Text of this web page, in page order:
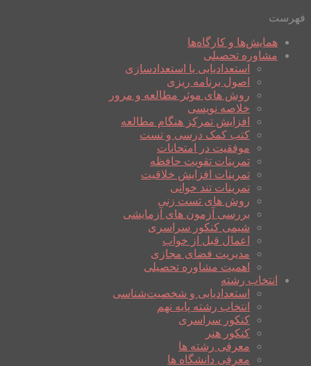
فهرست
همایش‌ها و کارگاه‌ها
مشاوره تحصیلی
استعدادیابی یا استعدادسازی
اصول برنامه ریزی
روش های موثر مطالعه و مرور
خلاصه نویسی
افزایش تمرکز هنگام مطالعه
کتب کمک درسی و تست
موفقیت در امتحانات
تمرینات تقویت حافظه
تمرینات افزایش خلاقیت
تمرینات تند خوانی
روش های تست زنی
بررسی آزمون های آزمایشی
شیمی کنکور سراسری
اعمال قبل از خواب
مدیریت فضای مجازی
اهمیت مشاوره تحصیلی
انتخاب رشته
استعدادیابی و شخصیت‌شناسی
انتخاب رشته پایه نهم
کنکور سراسری
کنکور هنر
معرفی رشته ها
معرفی دانشگاه ها